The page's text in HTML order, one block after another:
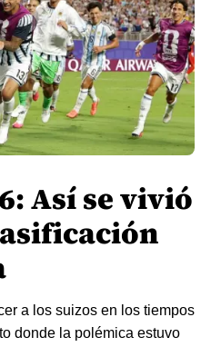
Así se vivió
a los suizos en los tiempos
donde la polémica estuvo